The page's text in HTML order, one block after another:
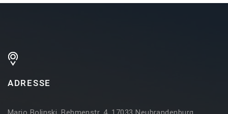
ADRESSE